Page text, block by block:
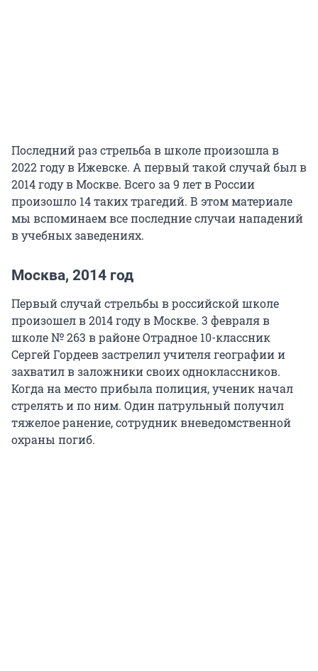
Последний раз стрельба в школе произошла в
2022 году в Ижевске. А первый такой случай был в
2014 году в Москве. Всего за 9 лет в России
произошло 14 таких трагедий. В этом материале
мы вспоминаем все последние случаи нападений
в учебных заведениях.
Москва, 2014 год
Первый случай стрельбы в российской школе
произошел в 2014 году в Москве. 3 февраля в
школе № 263 в районе Отрадное 10-классник
Сергей Гордеев застрелил учителя географии и
захватил в заложники своих одноклассников.
Когда на место прибыла полиция, ученик начал
стрелять и по ним. Один патрульный получил
тяжелое ранение, сотрудник вневедомственной
охраны погиб.